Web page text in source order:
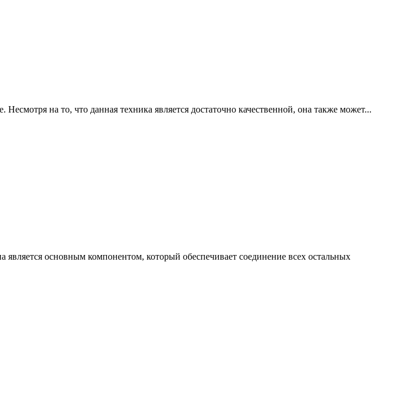
на то, что данная техника является достаточно качественной, она также может...
основным компонентом, который обеспечивает соединение всех остальных